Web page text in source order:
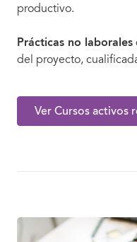
productivo.
Prácticas no laborales
del proyecto,
Ver Cursos activos